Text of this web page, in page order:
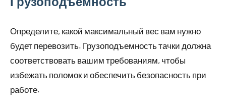
Определите, какой максимальный вес вам нужно
будет перевозить. Грузоподъемность тачки должна
соответствовать вашим требованиям, чтобы
избежать поломок и обеспечить безопасность при
работе.